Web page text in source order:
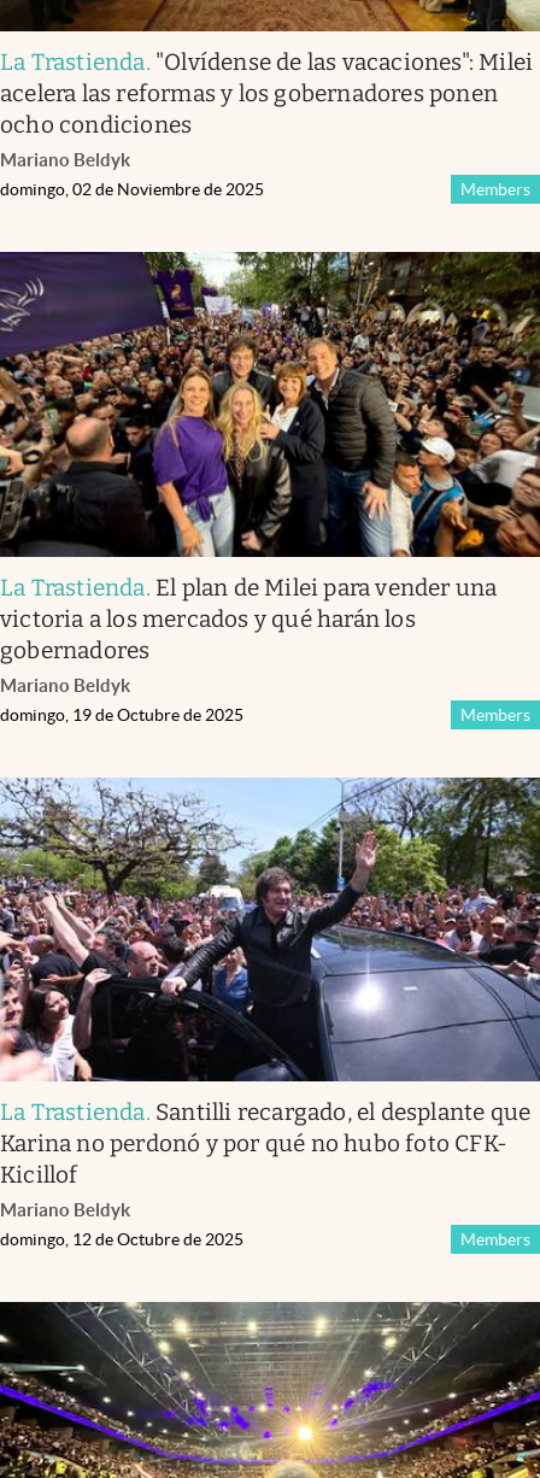
La Trastienda. "Olvídense de las vacaciones": Milei
acelera las reformas y los gobernadores ponen
ocho condiciones
Mariano Beldyk
Members
domingo, 02 de Noviembre de 2025
La Trastienda. El plan de Milei para vender una
victoria a los mercados y qué harán los
gobernadores
Mariano Beldyk
Members
domingo, 19 de Octubre de 2025
La Trastienda. Santilli recargado, el desplante que
Karina no perdonó y por qué no hubo foto CFK-
Kicillof
Mariano Beldyk
Members
domingo, 12 de Octubre de 2025